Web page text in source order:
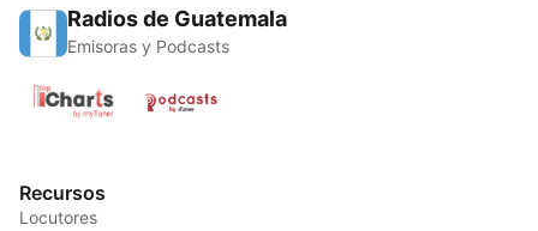
Radios de Guatemala
Emisoras y Podcasts
Recursos
Locutores